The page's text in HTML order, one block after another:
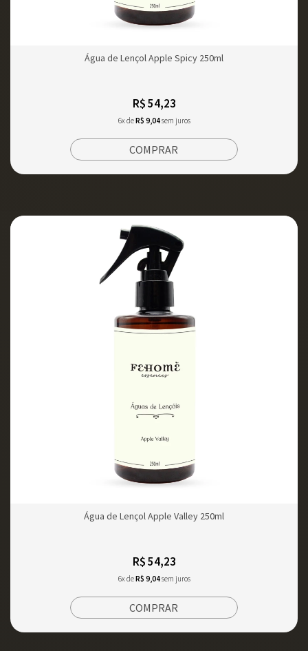
Água de Lençol Apple Spicy 250ml
R$ 54,23
6x deR$ 9,04sem juros
COMPRAR
Água de Lençol Apple Valley 250ml
R$ 54,23
6x deR$ 9,04sem juros
COMPRAR